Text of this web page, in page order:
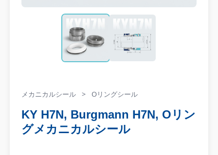
メカニカルシール > Oリングシール
KY H7N, Burgmann H7N, Oリン
グメカニカルシール